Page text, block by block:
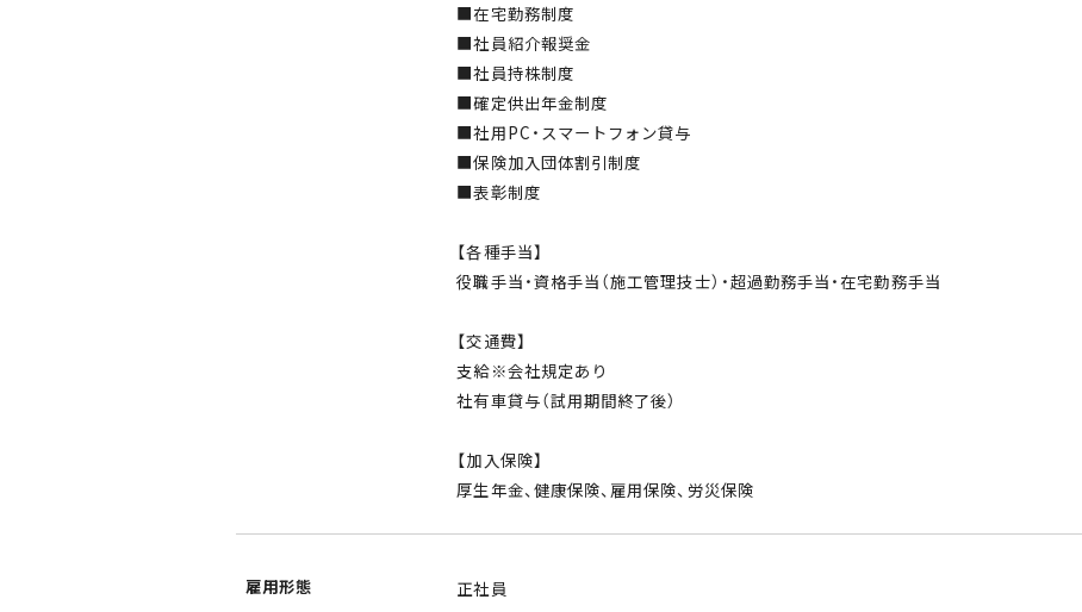
■在宅勤務制度
■社員紹介報奨金
■社員持株制度
■確定供出年金制度
■社用PC・スマートフォン貸与
■保険加入団体割引制度
■表彰制度
【各種手当】
役職手当・資格手当（施工管理技士）・超過勤務手当・在宅勤務手当
【交通費】
支給※会社規定あり
社有車貸与（試用期間終了後）
【加入保険】
厚生年金、健康保険、雇用保険、労災保険
雇用形態 正社員